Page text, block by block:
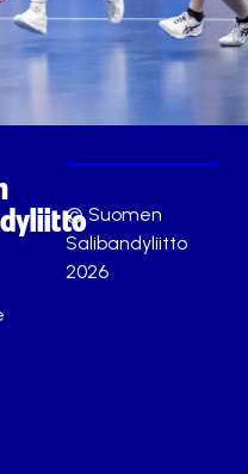
© Suomen
Salibandyliitto
2026